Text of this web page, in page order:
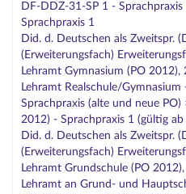
DF-DDZ-31-SP 1 -
Sprachpraxis 1
Did. d. Deutschen als Zweitspr.
(Erweiterungsfach)
Lehramt Gymnasium (PO 2012),
Lehramt Realschule/
Sprachpraxis (alte und neue
2012) - Sprachpraxis 1 (gültig
Did. d. Deutschen als Zweitspr.
(Erweiterungsfach)
Lehramt Grundschule (PO
Lehramt an Grund- und